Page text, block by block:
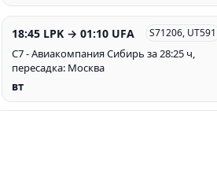
18:45 LPK → 01:10 UFA S71206, UT591
С7 - Авиакомпания Сибирь за 28:25 ч,
пересадка: Москва
вт